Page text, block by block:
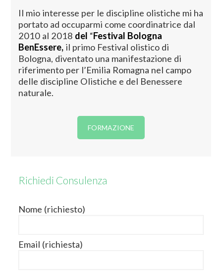
Il mio interesse per le discipline olistiche mi ha
portato ad occuparmi come coordinatrice dal
2010 al 2018 del “Festival Bologna
BenEssere,il primo Festival olistico di
Bologna, diventato una manifestazione di
riferimento per l’Emilia Romagna nel campo
delle discipline Olistiche e del Benessere
naturale.
FORMAZIONE
Richiedi Consulenza
Nome (richiesto)
Email (richiesta)